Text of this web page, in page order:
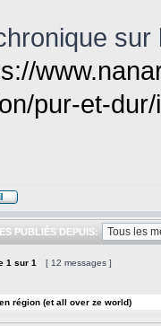
sur
pur-et-
PUBLIÉS DEPUIS:
1 sur 1 [ 12 messages ]
région (et all over ze world)